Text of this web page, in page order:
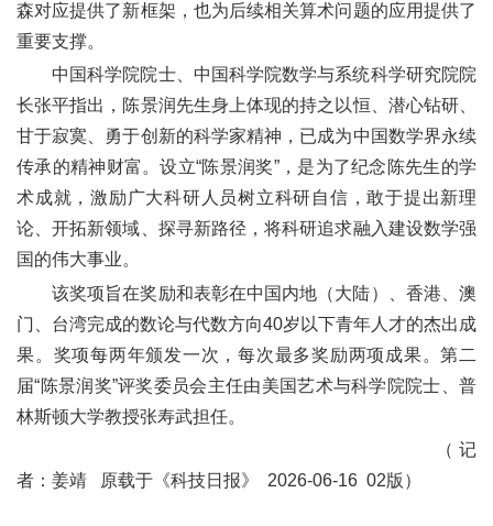
森对应提供了新框架，也为后续相关算术问题的应用提供了
重要支撑。
中国科学院院士、中国科学院数学与系统科学研究院院
长张平指出，陈景润先生身上体现的持之以恒、潜心钻研、
甘于寂寞、勇于创新的科学家精神，已成为中国数学界永续
传承的精神财富。设立“陈景润奖”，是为了纪念陈先生的学
术成就，激励广大科研人员树立科研自信，敢于提出新理
论、开拓新领域、探寻新路径，将科研追求融入建设数学强
国的伟大事业。
该奖项旨在奖励和表彰在中国内地（大陆）、香港、澳
门、台湾完成的数论与代数方向40岁以下青年人才的杰出成
果。奖项每两年颁发一次，每次最多奖励两项成果。第二
届“陈景润奖”评奖委员会主任由美国艺术与科学院院士、普
林斯顿大学教授张寿武担任。
（记
者：姜靖
原载于《科技日报》 2026-06-16 02版）